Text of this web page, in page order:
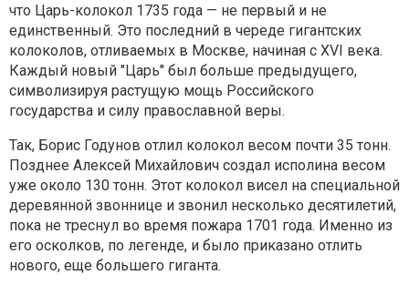
что Царь-колокол 1735 года — не первый и не
единственный. Это последний в череде гигантских
колоколов, отливаемых в Москве, начиная с XVI века.
Каждый новый "Царь" был больше предыдущего,
символизируя растущую мощь Российского
государства и силу православной веры.
Так, Борис Годунов отлил колокол весом почти 35 тонн.
Позднее Алексей Михайлович создал исполина весом
уже около 130 тонн. Этот колокол висел на специальной
деревянной звоннице и звонил несколько десятилетий,
пока не треснул во время пожара 1701 года. Именно из
его осколков, по легенде, и было приказано отлить
нового, еще большего гиганта.